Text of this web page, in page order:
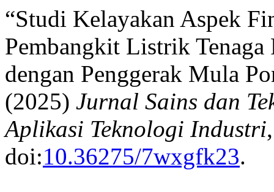
“Studi Kelayakan Aspek
Pembangkit Listrik
dengan Penggerak Mula
(2025) Jurnal Sains dan
Aplikasi Teknologi Industri
doi:10.36275/7wxgfk23.